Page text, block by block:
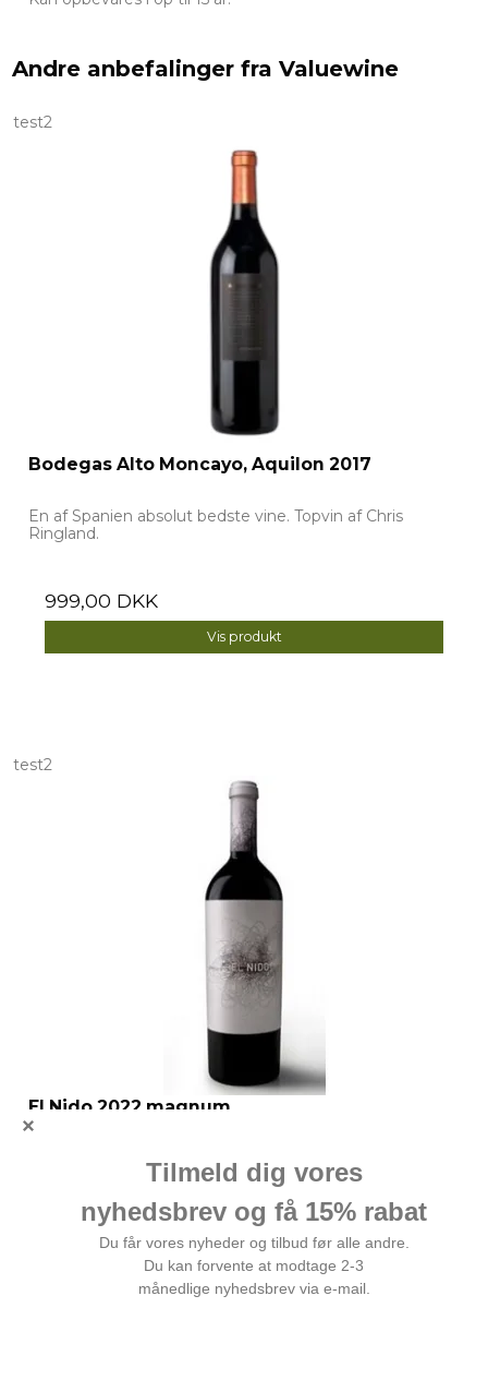
Andre anbefalinger fra Valuewine
test2
Bodegas Alto Moncayo, Aquilon 2017
En af Spanien absolut bedste vine. Topvin af Chris
Ringland.
999,00 DKK
Vis produkt
test2
El Nido 2022 magnum
Bodegas El Nidos ikoniske topvin i eksklusivt
2.599,00 DKK